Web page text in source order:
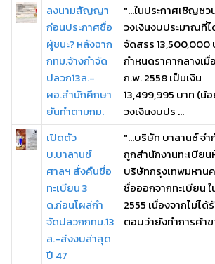
ลงนามสัญญา
ก่อนประกาศชื่อ
ผู้ชนะ? หลังฉาก
กทม.จ้างกำจัด
ปลวก13ล.-
ผอ.สำนักศึกษา
ยันทำตามกม.
"...ในประกาศเชิญชว
วงเงินงบประมาณที่
จัดสรร 13,500,000
กำหนดราคากลางเมื่
ก.พ. 2558 เป็นเงิน
13,499,995 บาท (น้
วงเงินงบปร ...
เปิดตัว
บ.บาลานซ์
ศาลฯ สั่งคืนชื่อ
ทะเบียน 3
ด.ก่อนโผล่กำ
จัดปลวกกทม.13
ล.-ส่งงบล่าสุด
ปี 47
"...บริษัท บาลานซ์ จำ
ถูกสำนักงานทะเบีย
บริษัทกรุงเทพมหาน
ชื่อออกจากทะเบียน
2555 เนื่องจากไม่ได้
ตอบว่ายังทำการค้าข